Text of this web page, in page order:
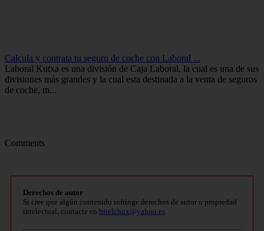
Calcula y contrata tu seguro de coche con Laboral ...
Laboral Kutxa es una división de Caja Laboral, la cual es una de sus
divisiones más grandes y la cual esta destinada a la venta de seguros
de coche, m...
Comments
Derechos de autor
Si cree que algún contenido infringe derechos de autor o propiedad
intelectual, contacte en bitelchux@yahoo.es